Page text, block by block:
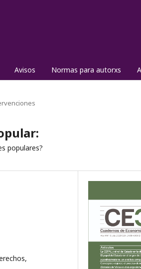
Avisos Normas para autorxs
populares?